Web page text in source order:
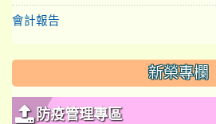
會計報告
新榮專欄
防疫管理專區